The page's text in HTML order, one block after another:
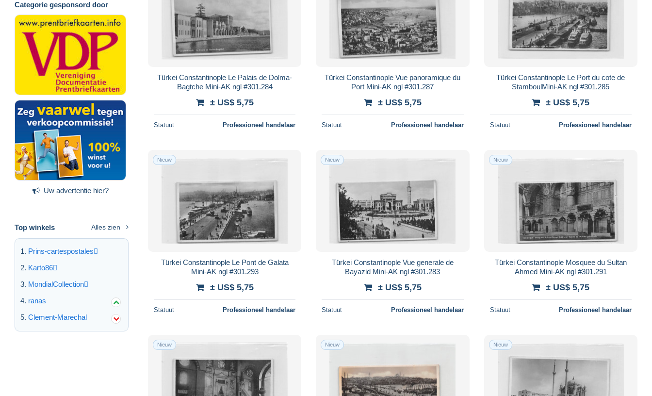
Categorie gesponsord door
Uw advertentie hier?
Top winkels Alles zien
Prins-cartespostales
Karto86
MondialCollection
ranas
Clement-Marechal
Türkei Constantinople Le Palais de Dolma-
Bagtche Mini-AK ngl #301.284
± US$ 5,75
Statuut Professioneel handelaar
Türkei Constantinople Vue panoramique du
Port Mini-AK ngl #301.287
± US$ 5,75
Statuut Professioneel handelaar
Türkei Constantinople Le Port du cote de
StamboulMini-AK ngl #301.285
± US$ 5,75
Statuut Professioneel handelaar
Nieuw
Türkei Constantinople Le Pont de Galata
Mini-AK ngl #301.293
± US$ 5,75
Statuut Professioneel handelaar
Nieuw
Türkei Constantinople Vue generale de
Bayazid Mini-AK ngl #301.283
± US$ 5,75
Statuut Professioneel handelaar
Nieuw
Türkei Constantinople Mosquee du Sultan
Ahmed Mini-AK ngl #301.291
± US$ 5,75
Statuut Professioneel handelaar
Nieuw Nieuw Nieuw